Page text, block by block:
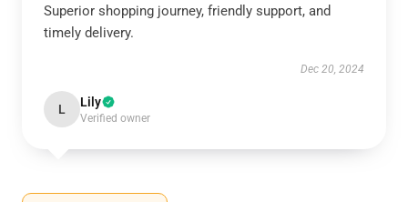
Superior shopping journey, friendly support, and
timely delivery.
Dec 20, 2024
L Lily
Verified owner